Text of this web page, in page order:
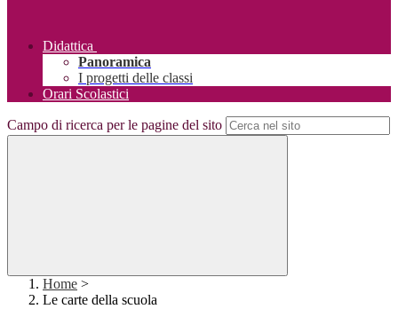
Didattica
Panoramica
I progetti delle classi
Orari Scolastici
Campo di ricerca per le pagine del sito
Home >
Le carte della scuola